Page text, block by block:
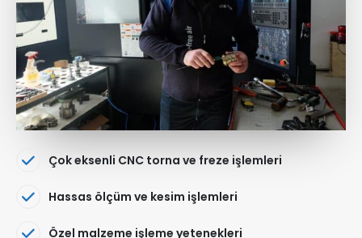
Çok eksenli CNC torna ve freze işlemleri
Hassas ölçüm ve kesim işlemleri
Özel malzeme işleme yetenekleri